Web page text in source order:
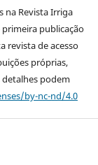
na Revista Irriga
publicação
revista de acesso
próprias,
detalhes podem
by-nc-nd/4.0